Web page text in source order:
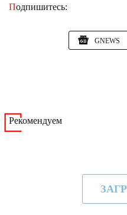
Подпишитесь:
GNEWS
Рекомендуем